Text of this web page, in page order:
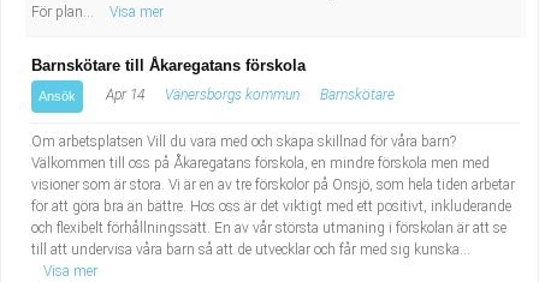
För plan...
Visa mer
Barnskötare till Åkaregatans förskola
Ansök Apr 14 Vänersborgs kommun Barnskötare
Om arbetsplatsen Vill du vara med och skapa skillnad för våra barn?
Välkommen till oss på Åkaregatans förskola, en mindre förskola men med
visioner som är stora. Vi är en av tre förskolor på Onsjö, som hela tiden arbetar
för att göra bra än bättre. Hos oss är det viktigt med ett positivt, inkluderande
och flexibelt förhållningssätt. En av vår största utmaning i förskolan är att se
till att undervisa våra barn så att de utvecklar och får med sig kunska...
Visa mer